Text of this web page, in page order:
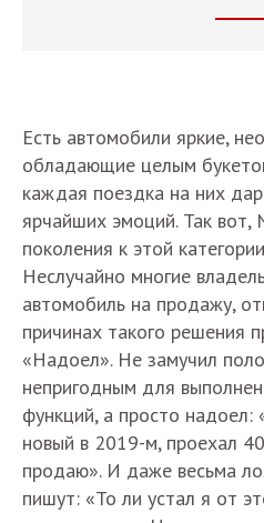
Есть автомобили яркие,
обладающие целым
каждая поездка на них
ярчайших эмоций. Так вот,
поколения к этой
Неслучайно многие
автомобиль на продажу,
причинах такого решения
«Надоел». Не замучил
непригодным для
функций, а просто надоел:
новый в 2019-м, проехал
продаю». И даже весьма
пишут: «То ли устал я от